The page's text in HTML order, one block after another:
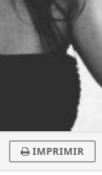
IMPRIMIR